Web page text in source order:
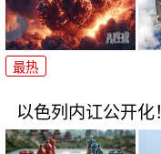
最热
以色列内讧公开